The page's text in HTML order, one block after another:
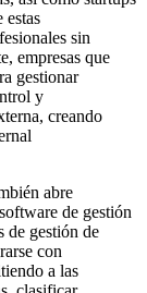
estas
sin
empresas que
gestionar
y
creando
abre
de gestión
de gestión de
con
a las